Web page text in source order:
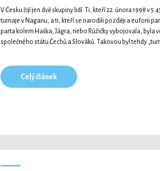
V Česku žijí jen dvě skupiny lidí. Ti, kteří 22. února 1998
turnaje v Naganu, a ti, kteří se narodili později a euforii
parta kolem Haška, Jágra, nebo Růžičky vybojovala,
společného státu Čechů a Slováků. Takovou byl tehdy
Celý článek